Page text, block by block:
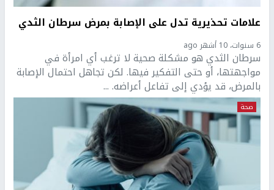
علامات تحذيرية تدل على الإصابة بمرض سرطان الثدي
6 سنوات، 10 أشهر ago
سرطان الثدي هو مشكلة صحية لا ترغب أي امرأة في
مواجهتها، أو حتى التفكير فيها. لكن تجاهل احتمال الإصابة
بالمرض، قد يؤدي إلى تفاعل أعراضه. ...
صحة